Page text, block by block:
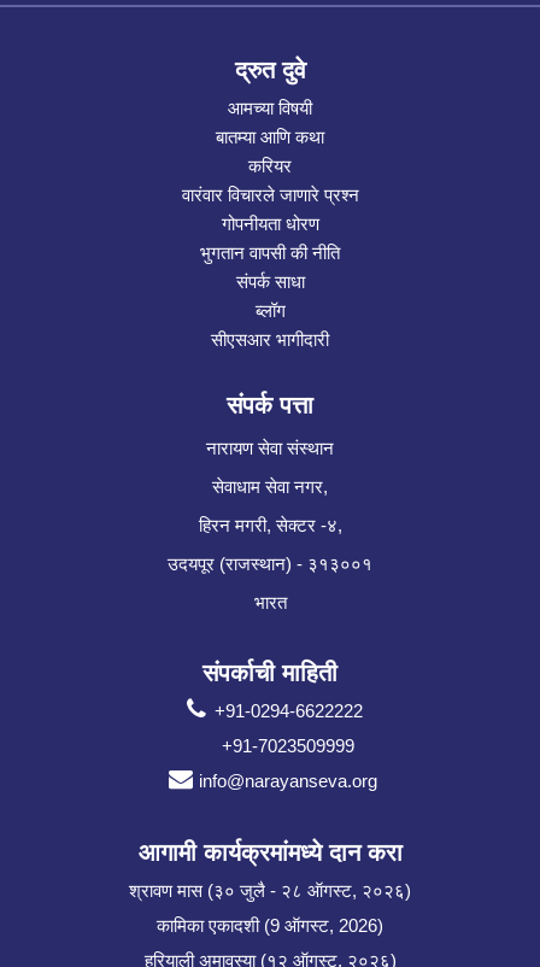
द्रुत दुवे
आमच्या विषयी
बातम्या आणि कथा
करियर
वारंवार विचारले जाणारे प्रश्न
गोपनीयता धोरण
भुगतान वापसी की नीति
संपर्क साधा
ब्लॉग
सीएसआर भागीदारी
संपर्क पत्ता
नारायण सेवा संस्थान
सेवाधाम सेवा नगर,
हिरन मगरी, सेक्टर -४,
उदयपूर (राजस्थान) - ३१३००१
भारत
संपर्काची माहिती
+91-0294-6622222
+91-7023509999
info@narayanseva.org
आगामी कार्यक्रमांमध्ये दान करा
श्रावण मास (३० जुलै - २८ ऑगस्ट, २०२६)
कामिका एकादशी (9 ऑगस्ट, 2026)
हरियाली अमावस्या (१२ ऑगस्ट, २०२६)